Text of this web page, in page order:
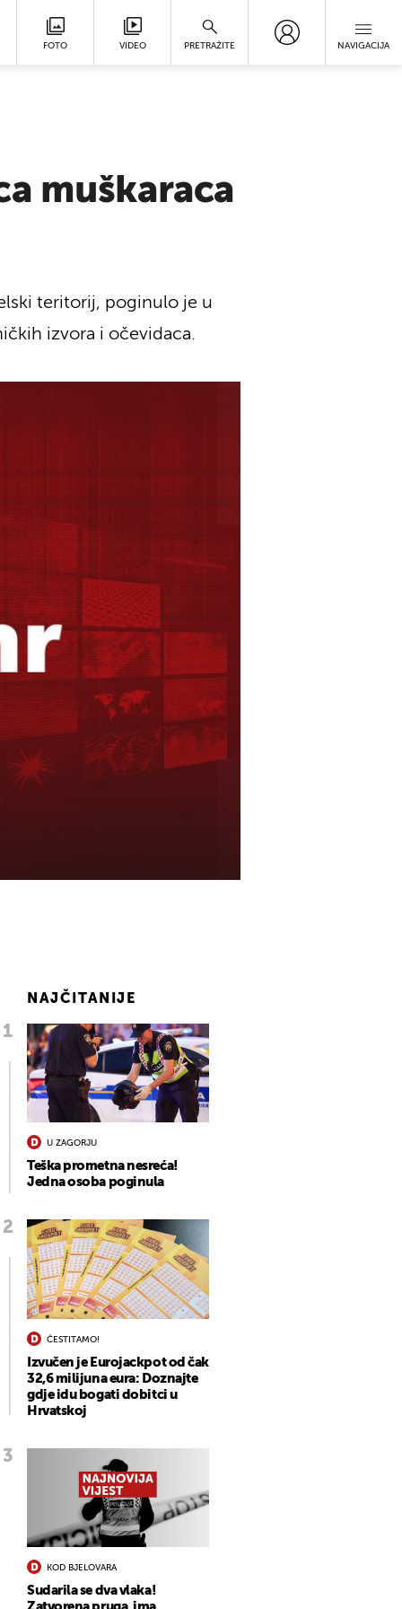
FOTO VIDEO PRETRAŽITE NAVIGACIJA
muškaraca
teritorij, poginulo je u
izvora i očevidaca.
NAJČITANIJE
U ZAGORJU
Teška prometna nesreća!
Jedna osoba poginula
ČESTITAMO!
Izvučen je Eurojackpot od čak
32,6 milijuna eura: Doznajte
gdje idu bogati dobitci u
Hrvatskoj
KOD BJELOVARA
Sudarila se dva vlaka!